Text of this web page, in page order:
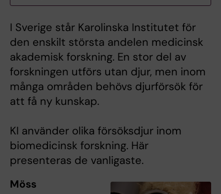
I Sverige står Karolinska Institutet för
den enskilt största andelen medicinsk
akademisk forskning. En stor del av
forskningen utförs utan djur, men inom
många områden behövs djurförsök för
att få ny kunskap.
KI använder olika försöksdjur inom
biomedicinsk forskning. Här
presenteras de vanligaste.
Möss